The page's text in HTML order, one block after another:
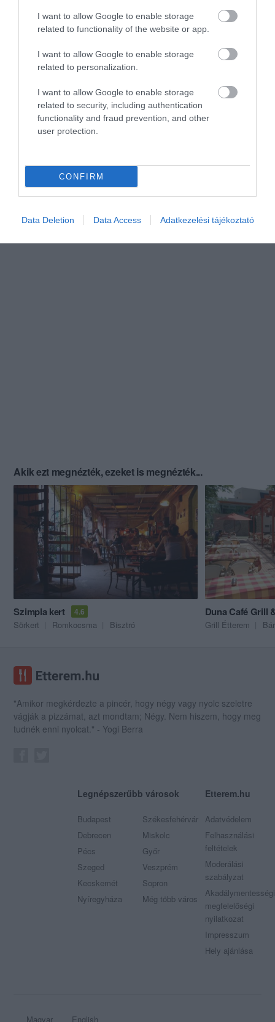
I want to allow Google to enable storage
related to functionality of the website or app.
I want to allow Google to enable storage
related to personalization.
I want to allow Google to enable storage
related to security, including authentication
functionality and fraud prevention, and other
user protection.
CONFIRM
Data Deletion Data Access Adatkezelési tájékoztató
Összesen 2
Akik ezt megnézték, ezeket is megnézték...
Szimpla kert 4.6
Sörkert Romkocsma Bisztró
Duna Café Grill
Grill Étterem Bár
"Amikor megkérdezte a pincér, hogy négy vagy nyolc szeletre
vágják a pizzámat, azt mondtam; Négy. Nem hiszem, hogy meg
tudnék enni nyolcat." - Yogi Berra
Legnépszerűbb városok
Budapest
Debrecen
Pécs
Szeged
Kecskemét
Nyíregyháza
Székesfehérvár
Miskolc
Győr
Veszprém
Sopron
Még több város
Etterem.hu
Adatvédelem
Felhasználási
feltételek
Moderálási
szabályzat
Akadálymentességi
megfelelőségi
nyilatkozat
Impresszum
Hely ajánlása
Magyar English